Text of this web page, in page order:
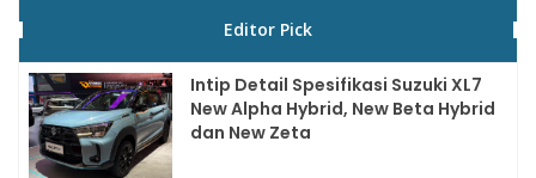
Editor Pick
Intip Detail Spesifikasi Suzuki XL7
New Alpha Hybrid, New Beta Hybrid
dan New Zeta